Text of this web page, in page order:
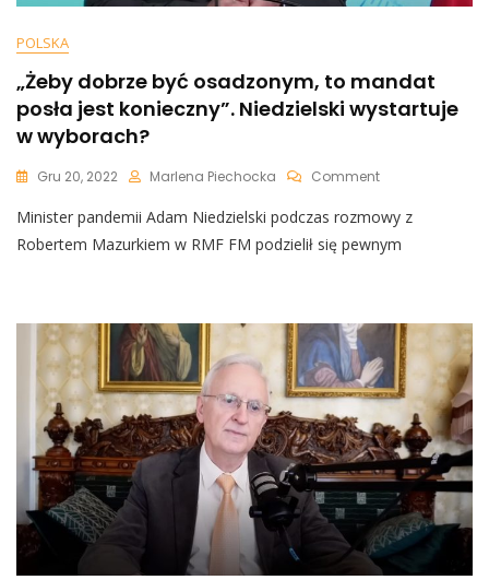
POLSKA
„Żeby dobrze być osadzonym, to mandat
posła jest konieczny”. Niedzielski wystartuje
w wyborach?
Gru 20, 2022 Marlena Piechocka CommentOn
Dobrze
Być
Osadzonym,
Posła
Jest
Konieczny”.
Niedzielski
Wystartuje
W
Wyborach?
Minister pandemii Adam Niedzielski podczas rozmowy z
Robertem Mazurkiem w RMF FM podzielił się pewnym